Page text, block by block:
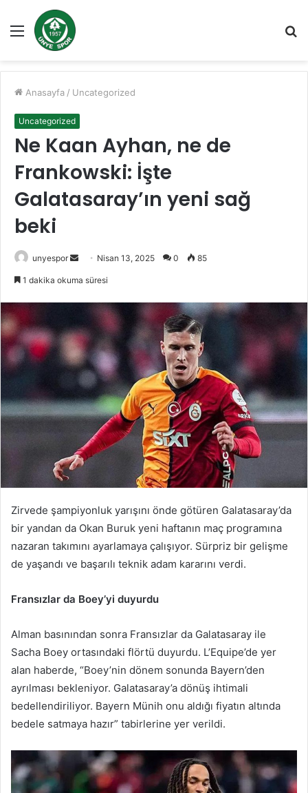
Menü
...
Anasayfa / Uncategorized
Uncategorized
Ne Kaan Ayhan, ne de
Frankowski: İşte
Galatasaray’ın yeni sağ
beki
unyespor
Bir
göndermek
Nisan 13, 2025 0 85
1 dakika okuma süresi
Zirvede şampiyonluk yarışını önde götüren Galatasaray’da
bir yandan da Okan Buruk yeni haftanın maç programına
nazaran takımını ayarlamaya çalışıyor. Sürpriz bir gelişme
de yaşandı ve başarılı teknik adam kararını verdi.
Fransızlar da Boey’yi duyurdu
Alman basınından sonra Fransızlar da Galatasaray ile
Sacha Boey ortasındaki flörtü duyurdu. L’Equipe’de yer
alan haberde, “Boey’nin dönem sonunda Bayern’den
ayrılması bekleniyor. Galatasaray’a dönüş ihtimali
bedellendiriliyor. Bayern Münih onu aldığı fiyatın altında
bedele satmaya hazır” tabirlerine yer verildi.